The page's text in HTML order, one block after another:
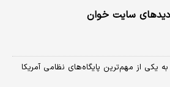
سایت خوان
یکی از مهم‌ترین پایگاه‌های نظامی آمریکا